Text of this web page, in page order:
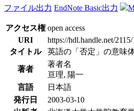
ファイル出力 EndNote Basic出力
アクセス権 open access
URI
https://hdl.handle.net/
タイトル
英語の「否定」の意味
著者
著者名
亘理, 陽一
言語
日本語
発行日
2003-03-10